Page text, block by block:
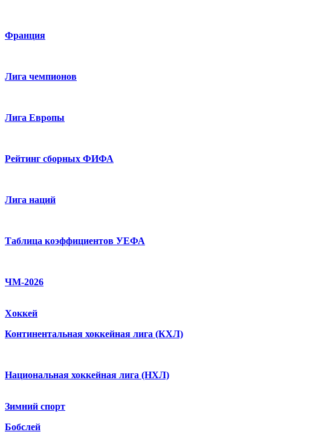
Франция
Лига чемпионов
Лига Европы
Рейтинг сборных ФИФА
Лига наций
Таблица коэффициентов УЕФА
ЧМ-2026
Хоккей
Континентальная хоккейная лига (КХЛ)
Национальная хоккейная лига (НХЛ)
Зимний спорт
Бобслей